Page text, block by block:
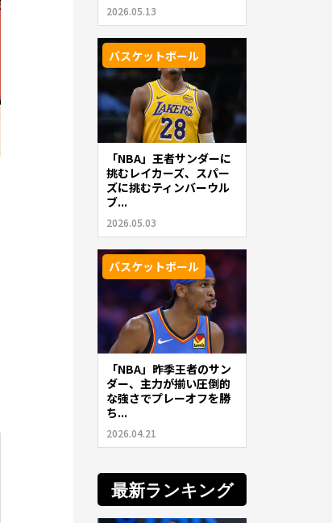
2026.05.13
バスケットボール
「NBA」王者サンダーに
挑むレイカーズ、スパー
ズに挑むティンバーウル
ブ...
2026.05.03
バスケットボール
「NBA」昨季王者のサン
ダー、主力が揃い圧倒的
な強さでプレーオフを勝
ち...
2026.04.21
最新ランキング